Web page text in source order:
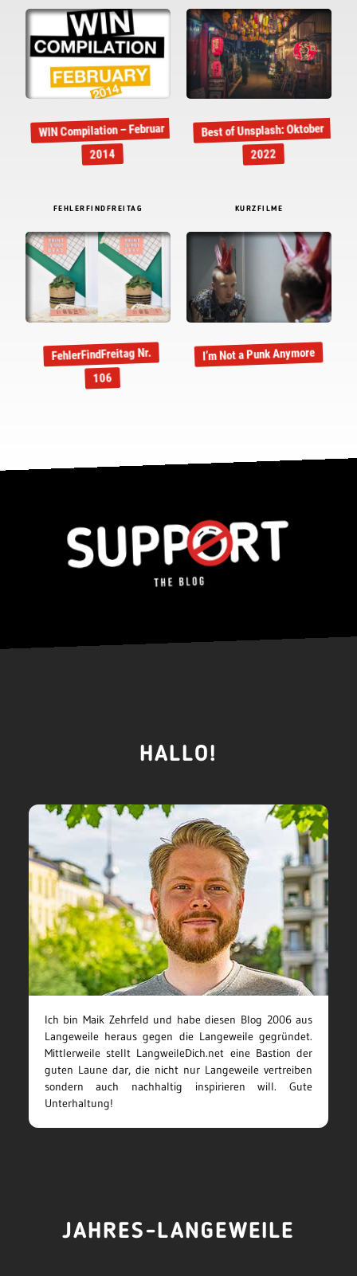
WIN Compilation – Februar
2014
Best of Unsplash: Oktober
2022
FEHLERFINDFREITAG
FehlerFindFreitag Nr.
106
KURZFILME
I’m Not a Punk Anymore
HALLO!
Ich bin Maik Zehrfeld und habe diesen Blog 2006 aus
Langeweile heraus gegen die Langeweile gegründet.
Mittlerweile stellt LangweileDich.net eine Bastion der
guten Laune dar, die nicht nur Langeweile vertreiben
sondern auch nachhaltig inspirieren will. Gute
Unterhaltung!
JAHRES-LANGEWEILE